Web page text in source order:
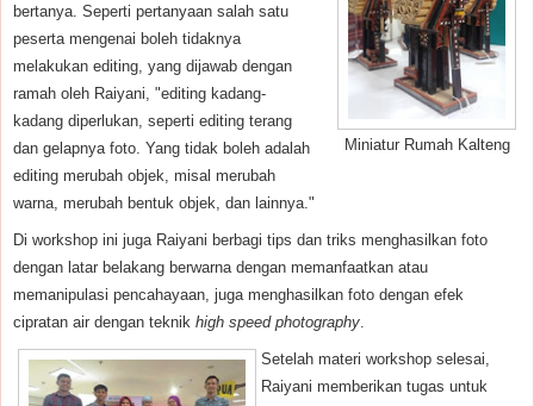
Miniatur Rumah Kalteng
bertanya. Seperti pertanyaan salah satu
peserta mengenai boleh tidaknya
melakukan editing, yang dijawab dengan
ramah oleh Raiyani, "editing kadang-
kadang diperlukan, seperti editing terang
dan gelapnya foto. Yang tidak boleh adalah
editing merubah objek, misal merubah
warna, merubah bentuk objek, dan lainnya."
Di workshop ini juga Raiyani berbagi tips dan triks menghasilkan foto
dengan latar belakang berwarna dengan memanfaatkan atau
memanipulasi pencahayaan, juga menghasilkan foto dengan efek
cipratan air dengan teknik high speed photography
Setelah materi workshop selesai,
Raiyani memberikan tugas untuk